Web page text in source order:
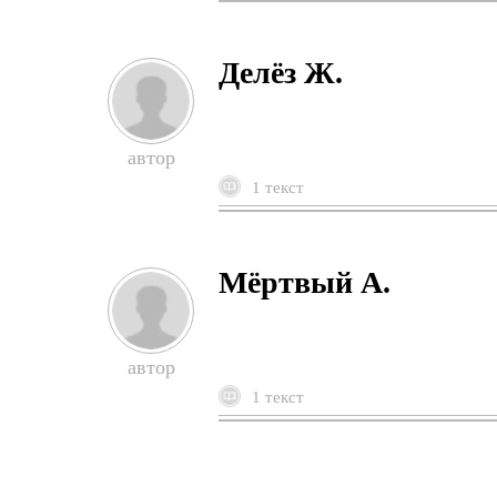
Делёз Ж.
1 текст
Мёртвый А.
1 текст